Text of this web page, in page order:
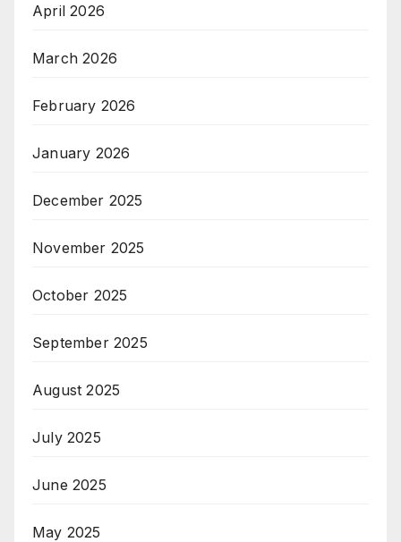
April 2026
March 2026
February 2026
January 2026
December 2025
November 2025
October 2025
September 2025
August 2025
July 2025
June 2025
May 2025